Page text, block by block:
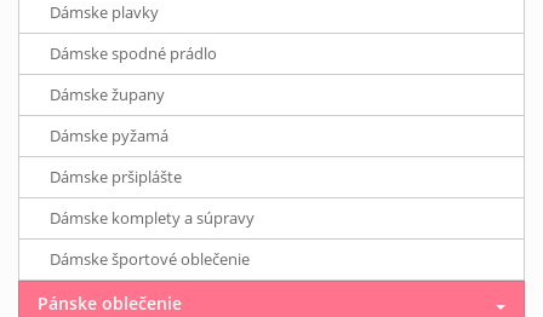
Dámske plavky
Dámske spodné prádlo
Dámske župany
Dámske pyžamá
Dámske pršiplášte
Dámske komplety a súpravy
Dámske športové oblečenie
Pánske oblečenie